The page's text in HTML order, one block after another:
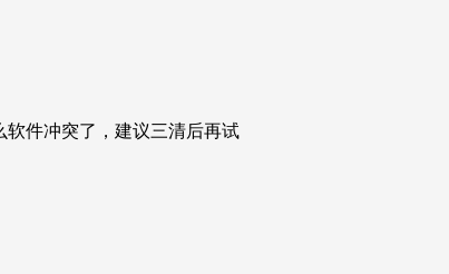
件冲突了，建议三清后再试